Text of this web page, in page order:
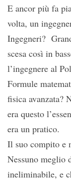
E ancor più fa
volta, un
Ingegneri?
scesa così in
l’ingegnere al
Formule
fisica avanzata?
era questo
era un pratico.
Il suo compito e
Nessuno meglio
ineliminabile, e